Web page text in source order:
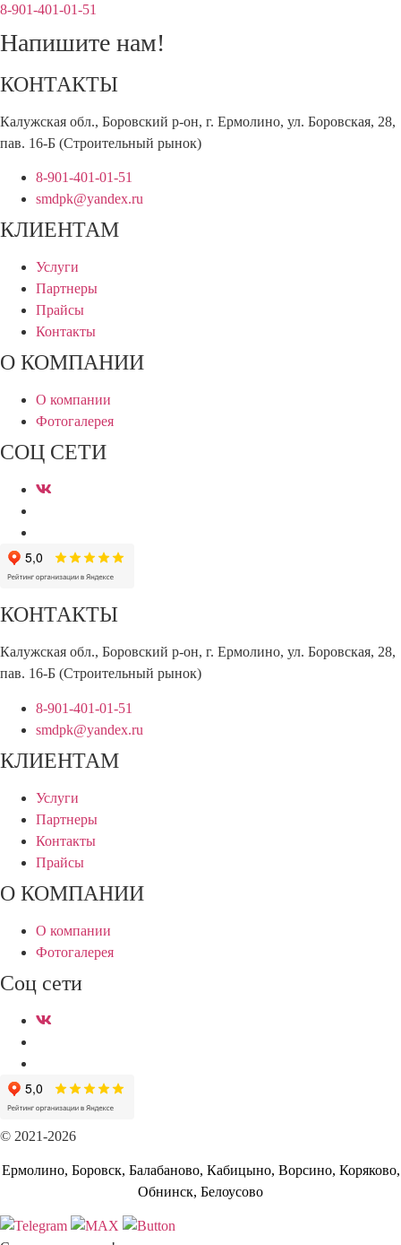
8-901-401‑01‑51‬
Напишите нам!
КОНТАКТЫ
Калужская обл., Боровский р-он, г. Ермолино, ул. Боровская, 28,
пав. 16-Б (Строительный рынок)
8-901-401-01-51
smdpk@yandex.ru
КЛИЕНТАМ
Услуги
Партнеры
Прайсы
Контакты
О КОМПАНИИ
О компании
Фотогалерея
СОЦ СЕТИ
КОНТАКТЫ
Калужская обл., Боровский р-он, г. Ермолино, ул. Боровская, 28,
пав. 16-Б (Строительный рынок)
8-901-401-01-51
smdpk@yandex.ru
КЛИЕНТАМ
Услуги
Партнеры
Контакты
Прайсы
О КОМПАНИИ
О компании
Фотогалерея
Соц сети
© 2021-2026
Ермолино, Боровск, Балабаново, Кабицыно, Ворсино, Коряково,
Обнинск, Белоусово